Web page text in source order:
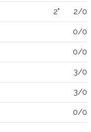
2" 2/0
0/0
0/0
3/0
3/0
0/0